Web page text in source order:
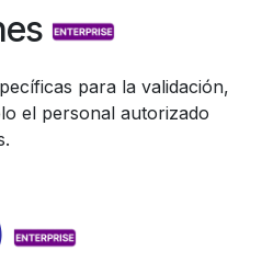
para la validación,
el personal autorizado